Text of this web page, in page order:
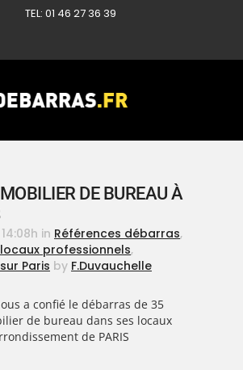
TEL: 01 46 27 36 39
MOBILIER DE BUREAU À
in Références débarras,
professionnels,
Paris by F.Duvauchelle
a confié le débarras de 35
de bureau dans ses locaux
de PARIS